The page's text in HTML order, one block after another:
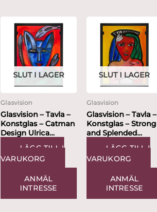
SLUT I LAGER
Glasvision
Glasvision – Tavla –
Konstglas – Catman
Design Ulrica
Hydman...
LÄGG TILL I
VARUKORG
ANMÄL
INTRESSE
SLUT I LAGER
Glasvision
Glasvision – Tavla –
Konstglas – Strong
and Splended
Ulrica...
LÄGG TILL I
VARUKORG
ANMÄL
INTRESSE